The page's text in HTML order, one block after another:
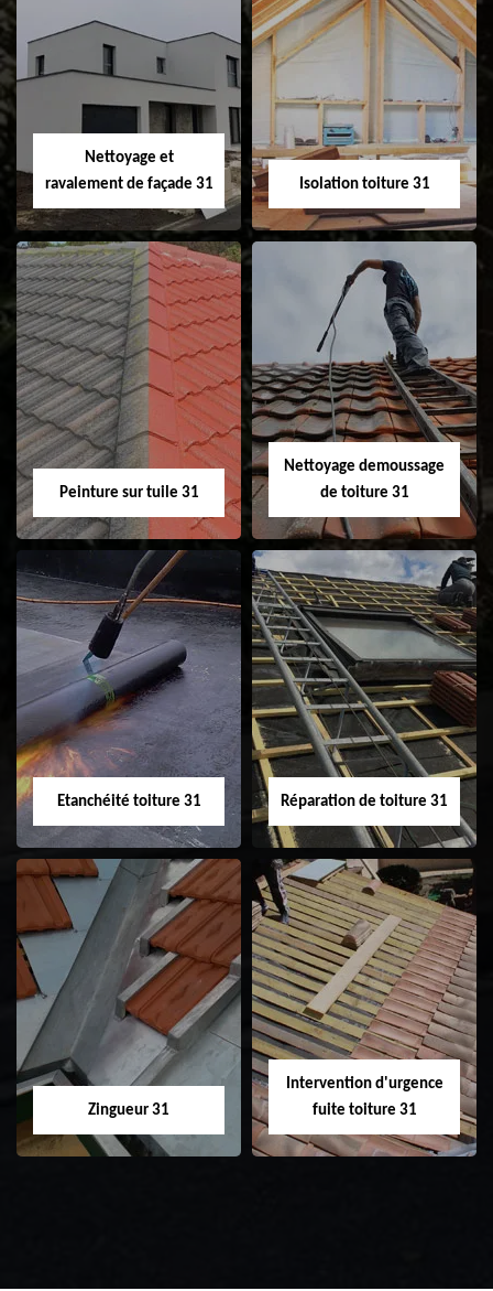
Pose et
changement de
fenêtre de toit et
Velux 31
Nettoyage et pose
Nettoyage et
ravalement de façade 31
Nettoyage et
ravalement de
façade 31
Isolation toiture 31
Isolation toiture 31
Peinture sur tuile 31
Peinture sur tuile
31
Nettoyage demoussage
de toiture 31
Nettoyage
demoussage de
toiture 31
Etanchéité toiture 31
Etanchéité toiture
31
Réparation de toiture 31
Réparation de
toiture 31
Zingueur 31
Intervention d'urgence
fuite toiture 31